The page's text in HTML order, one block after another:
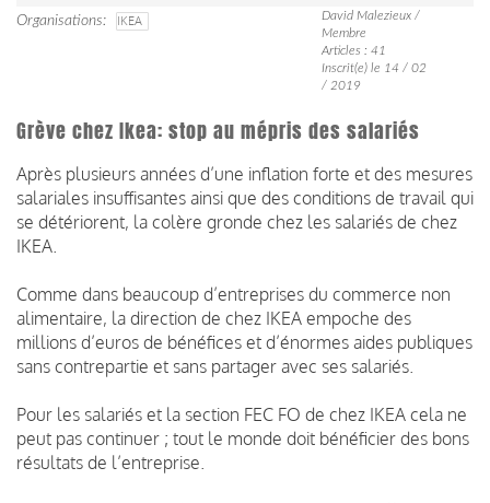
Organisations IKEA
David Malezieux /
Membre
Articles : 41
Inscrit(e) le 14 / 02
/ 2019
Grève chez Ikea: stop au mépris des salariés
Après plusieurs années d’une inflation forte et des mesures
salariales insuffisantes ainsi que des conditions de travail qui
se détériorent, la colère gronde chez les salariés de chez
IKEA.
Comme dans beaucoup d’entreprises du commerce non
alimentaire, la direction de chez IKEA empoche des
millions d’euros de bénéfices et d’énormes aides publiques
sans contrepartie et sans partager avec ses salariés.
Pour les salariés et la section FEC FO de chez IKEA cela ne
peut pas continuer ; tout le monde doit bénéficier des bons
résultats de l’entreprise.